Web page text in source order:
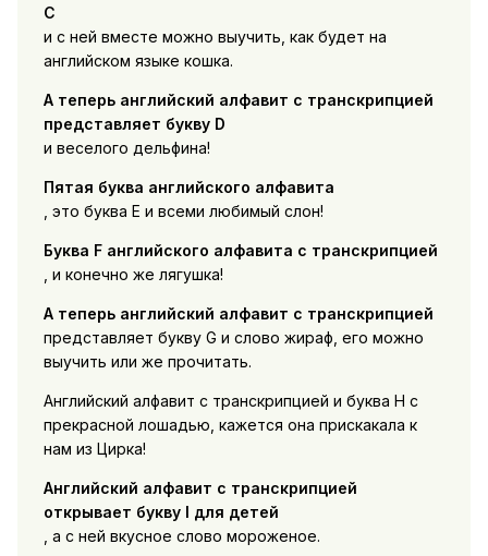
C
и с ней вместе можно выучить, как будет на
английском языке кошка.
А теперь английский алфавит с транскрипцией
представляет букву D
и веселого дельфина!
Пятая буква английского алфавита
, это буква E и всеми любимый слон!
Буква F английского алфавита с транскрипцией
, и конечно же лягушка!
А теперь английский алфавит с транскрипцией
представляет букву G и слово жираф, его можно
выучить или же прочитать.
Английский алфавит с транскрипцией и буква H с
прекрасной лошадью, кажется она прискакала к
нам из Цирка!
Английский алфавит с транскрипцией
открывает букву I для детей
, а с ней вкусное слово мороженое.